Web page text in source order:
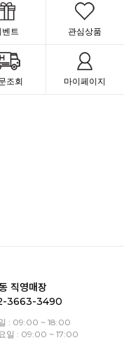
벤트 관심상품
조회 마이페이지
직영매장
3663-3490
: 09:00 ~ 18:00
일 : 09:00 ~ 17:00